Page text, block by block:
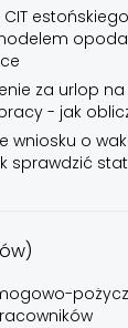
za urlop na
- jak
wniosku o
sprawdzić